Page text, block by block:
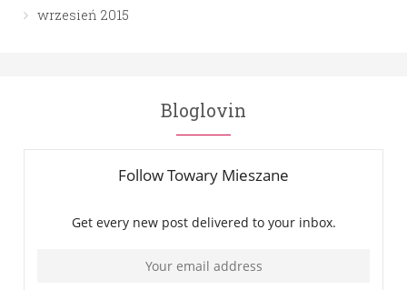
wrzesień 2015
Bloglovin